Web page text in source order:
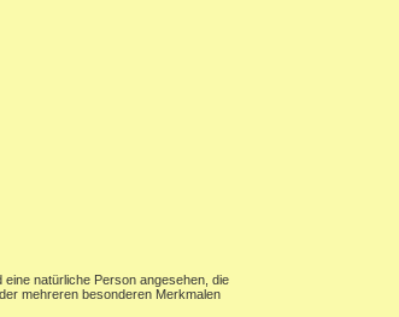
eine natürliche Person angesehen, die
mehreren besonderen Merkmalen